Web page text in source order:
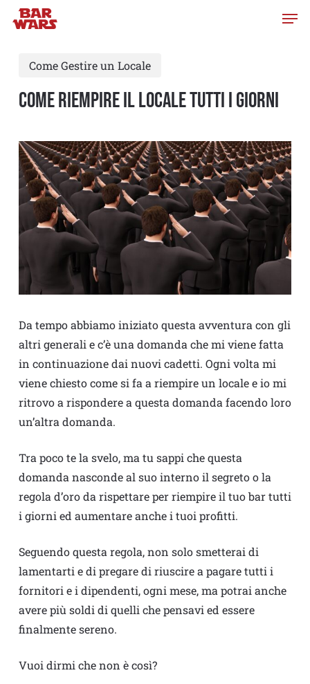
Skip
contentCome Gestire un Locale
COME RIEMPIRE IL LOCALE TUTTI I GIORNI
Da tempo abbiamo iniziato questa avventura con gli
altri generali e c’è una domanda che mi viene fatta
in continuazione dai nuovi cadetti. Ogni volta mi
viene chiesto come si fa a riempire un locale e io mi
ritrovo a rispondere a questa domanda facendo loro
un’altra domanda.
Tra poco te la svelo, ma tu sappi che questa
domanda nasconde al suo interno il segreto o la
regola d’oro da rispettare per riempire il tuo bar tutti
i giorni ed aumentare anche i tuoi profitti.
Seguendo questa regola, non solo smetterai di
lamentarti e di pregare di riuscire a pagare tutti i
fornitori e i dipendenti, ogni mese, ma potrai anche
avere più soldi di quelli che pensavi ed essere
finalmente sereno.
Vuoi dirmi che non è così?